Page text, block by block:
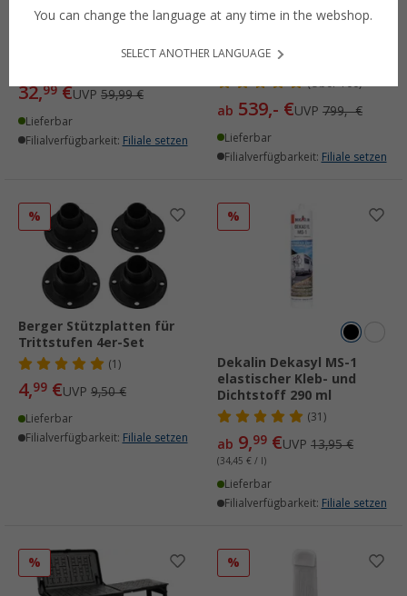
Berger 4er-Set Stützbock
32,99€UVP 59,99 €
Lieferbar
Filialverfügbarkeit: Filiale setzen
Eufab SD260 Flügeltür
geeignet
ab 539,- €UVP 799,- €
Lieferbar
Filialverfügbarkeit: Filiale setzen
%
Berger Stützplatten für
Trittstufen 4er-Set
(1)
4,99 €UVP 9,50 €
Lieferbar
Filialverfügbarkeit: Filiale setzen
%
Dekalin Dekasyl MS-1
elastischer Kleb- und
Dichtstoff 290 ml
(31)
ab 9,99 €UVP 13,95 €
(34,45 € / l)
Lieferbar
Filialverfügbarkeit: Filiale setzen
% %
You can change the language at any time in the webshop.
SELECT ANOTHER LANGUAGE